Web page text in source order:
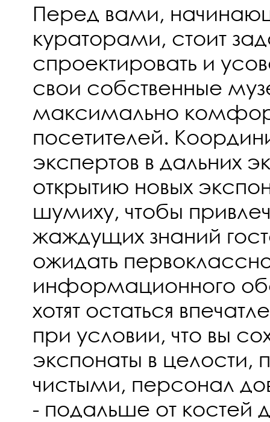
Перед вами,
кураторами, стоит
спроектировать и
свои собственные
максимально
посетителей.
экспертов в дальних
открытию новых
шумиху, чтобы
жаждущих знаний
ожидать
информационного
хотят остаться
при условии, что вы
экспонаты в целости,
чистыми, персонал
- подальше от костей